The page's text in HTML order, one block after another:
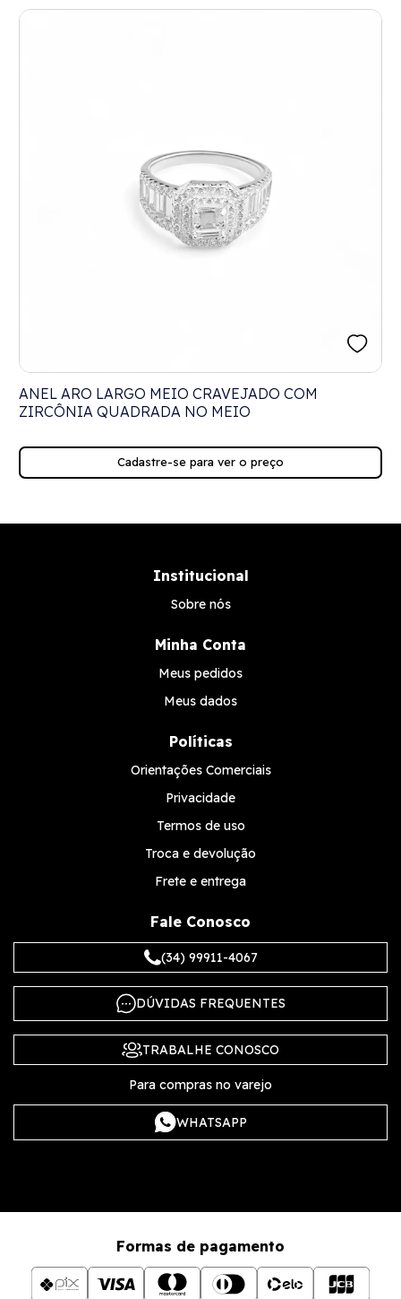
ANEL ARO LARGO MEIO CRAVEJADO COM
ZIRCÔNIA QUADRADA NO MEIO
Cadastre-se para ver o preço
Institucional
Sobre nós
Minha Conta
Meus pedidos
Meus dados
Políticas
Orientações Comerciais
Privacidade
Termos de uso
Troca e devolução
Frete e entrega
Fale Conosco
(34) 99911-4067
DÚVIDAS FREQUENTES
TRABALHE CONOSCO
Para compras no varejo
WHATSAPP
Formas de pagamento